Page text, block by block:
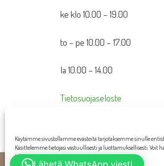
Käytämme sivustollamme evästeitä tarjotaksemme sinulle
Käsittelemme tietojasi vastuullisesti ja luottamuksellisesti. Voit
tahansa.
ke klo 10.00 – 19.00
to – pe 10.00 – 17.00
la 10.00 – 14.00
Tietosuojaseloste